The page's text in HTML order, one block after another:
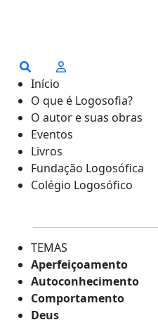
Início
O que é Logosofia?
O autor e suas obras
Eventos
Livros
Fundação Logosófica
Colégio Logosófico
TEMAS
Aperfeiçoamento
Autoconhecimento
Comportamento
Deus